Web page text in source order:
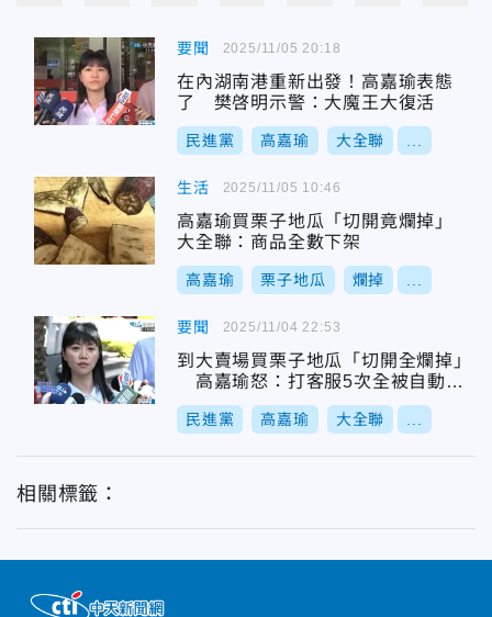
要聞
在內湖南港重新出發！高嘉瑜表態
了 樊啓明示警：大魔王大復活
民進黨 高嘉瑜 大全聯
2025/11/05 20:18
生活
高嘉瑜買栗子地瓜「切開竟爛掉」
大全聯：商品全數下架
高嘉瑜 栗子地瓜 爛掉
2025/11/05 10:46
要聞
到大賣場買栗子地瓜「切開全爛掉」
高嘉瑜怒：打客服5次全被自動掛
斷
民進黨 高嘉瑜 大全聯
2025/11/04 22:53
相關標籤：